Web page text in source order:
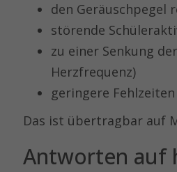
den Geräuschpegel
störende
zu einer Senkung
Herzfrequenz)
geringere
Das ist übertragbar auf
Antworten auf